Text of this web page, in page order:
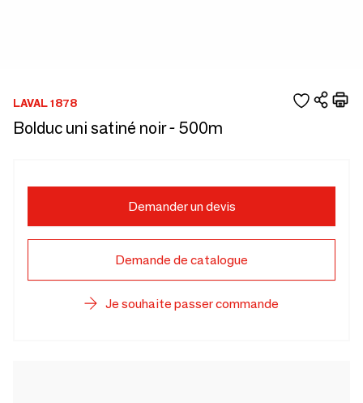
LAVAL 1878
Bolduc uni satiné noir - 500m
Demander un devis
Demande de catalogue
Je souhaite passer commande